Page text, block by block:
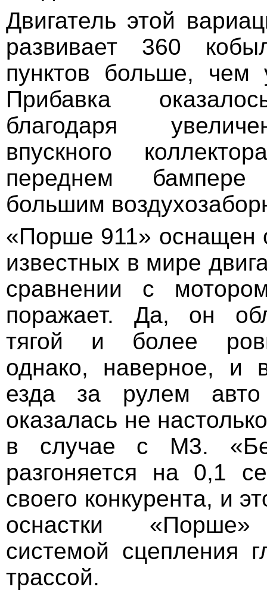
Двигатель этой
развивает 360
пунктов больше, чем
Прибавка
благодаря
впускного
переднем
большим
«Порше 911» оснащен
известных в мире
сравнении с
поражает. Да, он
тягой и более
однако, наверное, и
езда за рулем авто
оказалась не
в случае с M3.
разгоняется на 0,1
своего конкурента, и
оснастки
системой сцепления
трассой.